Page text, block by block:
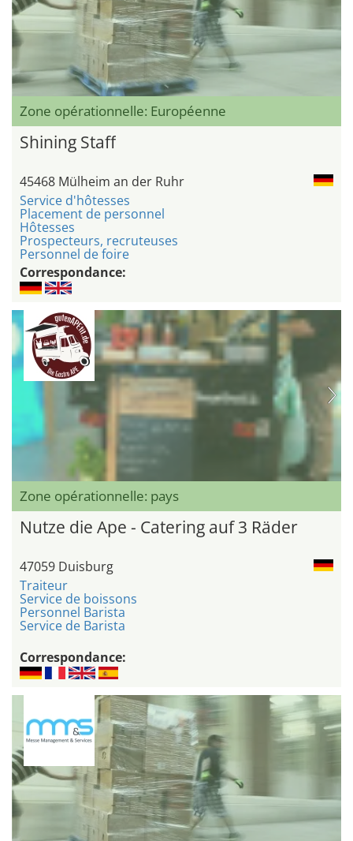
Zone opérationnelle: Européenne
Shining Staff
45468 Mülheim an der Ruhr
Service d'hôtesses
Placement de personnel
Hôtesses
Prospecteurs, recruteuses
Personnel de foire
Correspondance:
Zone opérationnelle: pays
Nutze die Ape - Catering auf 3 Räder
47059 Duisburg
Traiteur
Service de boissons
Personnel Barista
Service de Barista
Correspondance: